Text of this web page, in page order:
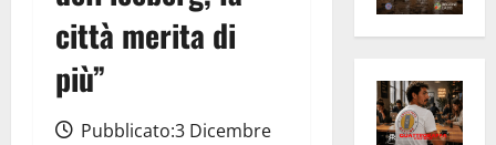
città merita di
più”
Pubblicato:3 Dicembre